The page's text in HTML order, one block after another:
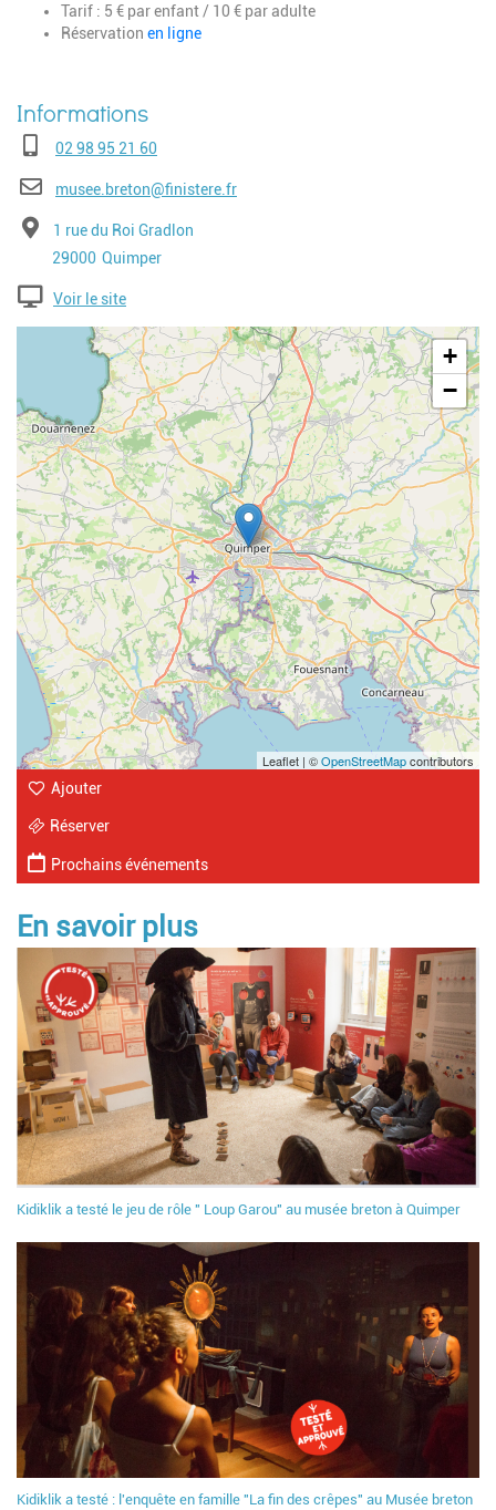
Tarif : 5 € par enfant / 10 € par adulte
Réservation en ligne
Téléphone02 98 95 21 60
E-mailmusee.breton@finistere.fr
Adresse1 rue du Roi Gradlon
Code postal
29000 Ville
Quimper
Voir le site
Geolocalisation
+
−
Leaflet | ©OpenStreetMapcontributors
Ajouter
Réserver
Prochains événements
En savoir plus
Kidiklik a testé le jeu de rôle " Loup Garou" au musée breton à Quimper
Kidiklik a testé : l'enquête en famille "La fin des crêpes" au Musée breton